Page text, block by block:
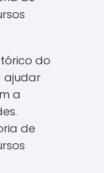
do
ajudar
a
de